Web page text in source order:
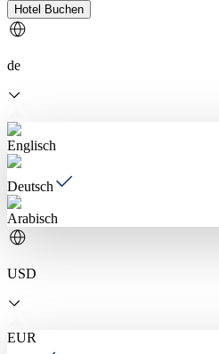
Hotel Buchen
de
Englisch
Deutsch
Arabisch
USD
EUR